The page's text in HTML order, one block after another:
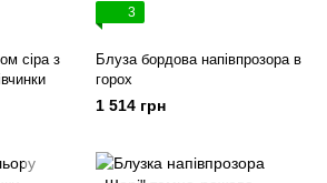
сіра з
3
Блуза бордова напівпрозора в
горох
1 514 грн